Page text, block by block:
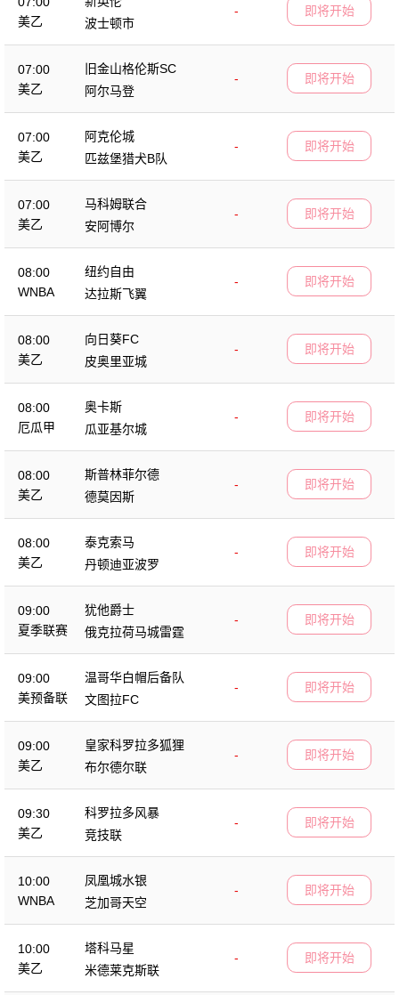
美乙
-
波士顿市
即将开始
07:00
美乙
旧金山格伦斯SC
-
阿尔马登
即将开始
07:00
美乙
阿克伦城
-
匹兹堡猎犬B队
即将开始
07:00
美乙
马科姆联合
-
安阿博尔
即将开始
08:00
WNBA
纽约自由
-
达拉斯飞翼
即将开始
08:00
美乙
向日葵FC
-
皮奥里亚城
即将开始
08:00
厄瓜甲
奥卡斯
-
瓜亚基尔城
即将开始
08:00
美乙
斯普林菲尔德
-
德莫因斯
即将开始
08:00
美乙
泰克索马
-
丹顿迪亚波罗
即将开始
09:00
夏季联赛
犹他爵士
-
俄克拉荷马城雷霆
即将开始
09:00
美预备联
温哥华白帽后备队
-
文图拉FC
即将开始
09:00
美乙
皇家科罗拉多狐狸
-
布尔德尔联
即将开始
09:30
美乙
科罗拉多风暴
-
竞技联
即将开始
10:00
WNBA
凤凰城水银
-
芝加哥天空
即将开始
10:00
美乙
塔科马星
-
米德莱克斯联
即将开始